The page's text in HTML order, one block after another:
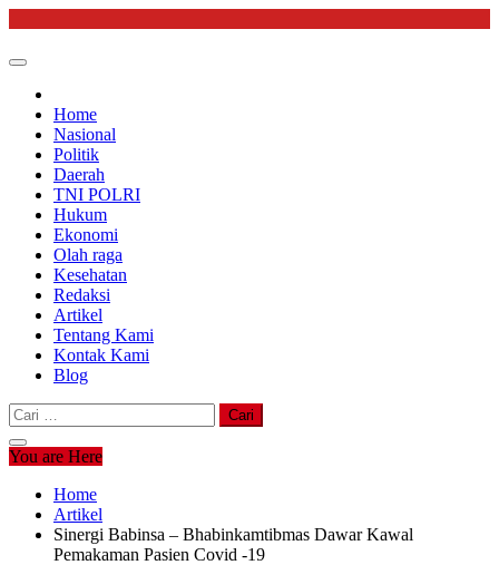
content
Home
Nasional
Politik
Daerah
TNI POLRI
Hukum
Ekonomi
Olah raga
Kesehatan
Redaksi
Artikel
Tentang Kami
Kontak Kami
Blog
Cari
untuk:
You are Here
Home
Artikel
Sinergi Babinsa – Bhabinkamtibmas Dawar Kawal
Pemakaman Pasien Covid -19